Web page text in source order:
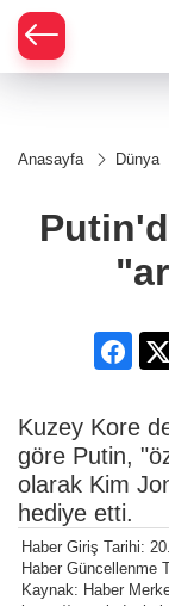
Anasayfa Dünya
Kuzey Kore
göre Putin,
olarak Kim
hediye etti.
Haber Giriş Tarihi:
Haber Güncellenme
Kaynak: Haber